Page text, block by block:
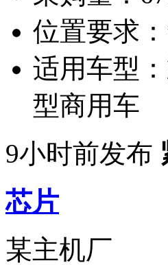
位置要求：
适用车型：
型商用车
9小时前发布
芯片
某主机厂